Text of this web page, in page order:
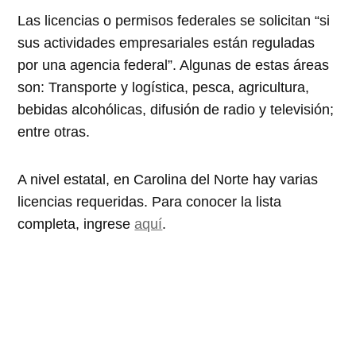
Las licencias o permisos federales se solicitan si
sus actividades empresariales están reguladas
por una agencia federal . Algunas de estas áreas
son: Transporte y logística, pesca, agricultura,
bebidas alcohólicas, difusión de radio y televisión;
entre otras.
A nivel estatal, en Carolina del Norte hay varias
licencias requeridas. Para conocer la lista
completa, ingreseaquí.